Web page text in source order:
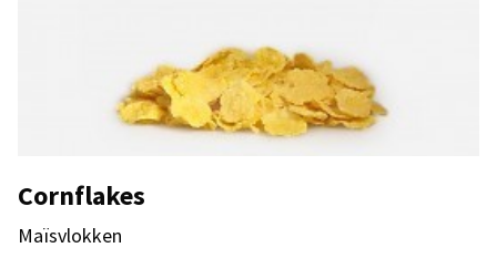
Cornflakes
Maïsvlokken